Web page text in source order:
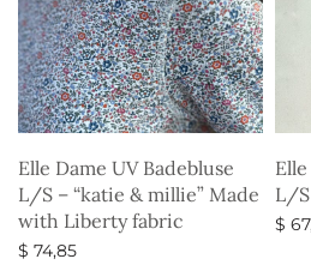
Elle Dame UV Badebluse
L/S – “katie & millie” Made
with Liberty fabric
$ 74,85
L/
$